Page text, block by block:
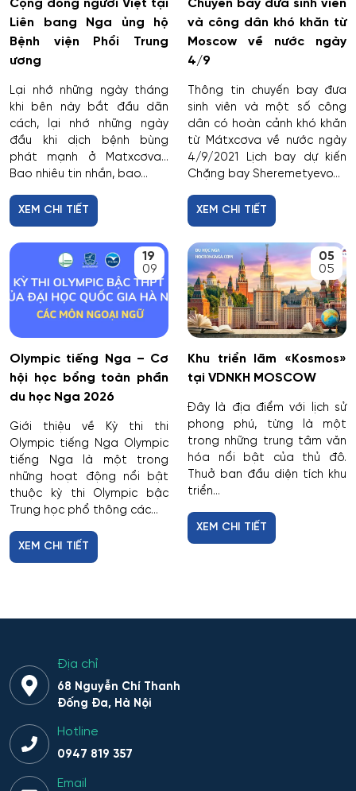
Cộng đồng người Việt tại
Liên bang Nga ủng hộ
Bệnh viện Phổi Trung
ương
Lại nhớ những ngày tháng
khi bên này bắt đầu dãn
cách, lại nhớ những ngày
đầu khi dịch bệnh bùng
phát mạnh ở Matxcơva…
Bao nhiêu tin nhắn, bao...
XEM CHI TIẾT
Chuyến bay đưa sinh viên
và công dân khó khăn từ
Moscow về nước ngày
4/9
Thông tin chuyến bay đưa
sinh viên và một số công
dân có hoàn cảnh khó khăn
từ Mátxcơva về nước ngày
4/9/2021 Lịch bay dự kiến
Chặng bay Sheremetyevo...
XEM CHI TIẾT
19
09
Olympic tiếng Nga – Cơ
hội học bổng toàn phần
du học Nga 2026
Giới thiệu về Kỳ thi thi
Olympic tiếng Nga Olympic
tiếng Nga là một trong
những hoạt động nổi bật
thuộc kỳ thi Olympic bậc
Trung học phổ thông các...
XEM CHI TIẾT
05
05
Khu triển lãm «Kosmos»
tại VDNKH MOSCOW
Đây là địa điểm với lịch sử
phong phú, từng là một
trong những trung tâm văn
hóa nổi bật của thủ đô.
Thuở ban đầu diện tích khu
triển...
XEM CHI TIẾT
Địa chỉ
68 Nguyễn Chí Thanh
Đống Đa, Hà Nội
Hotline
0947 819 357
Email